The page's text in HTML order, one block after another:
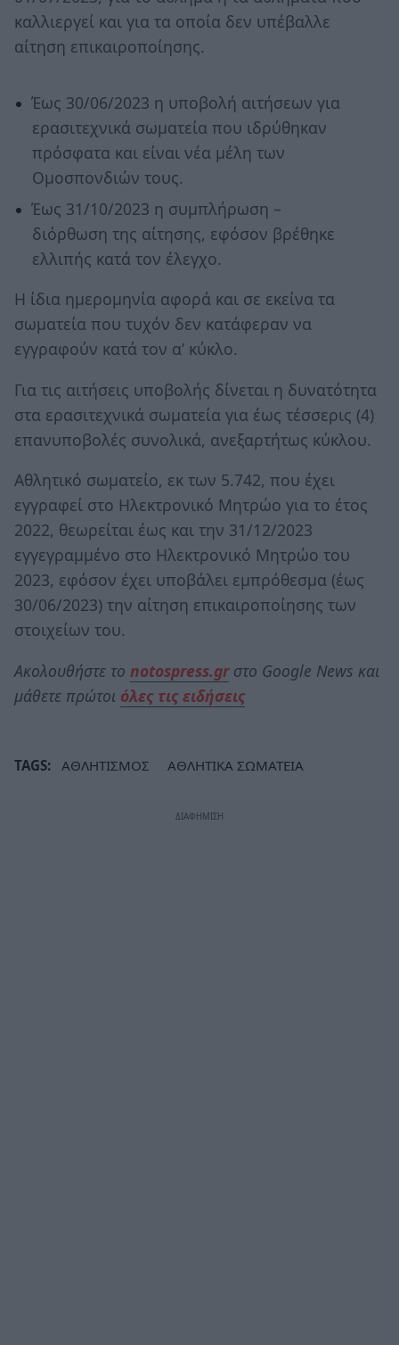
καλλιεργεί και για τα οποία δεν υπέβαλλε
αίτηση επικαιροποίησης.
Έως 30/06/2023 η υποβολή αιτήσεων για
ερασιτεχνικά σωματεία που ιδρύθηκαν
πρόσφατα και είναι νέα μέλη των
Ομοσπονδιών τους.
Έως 31/10/2023 η συμπλήρωση –
διόρθωση της αίτησης, εφόσον βρέθηκε
ελλιπής κατά τον έλεγχο.
Η ίδια ημερομηνία αφορά και σε εκείνα τα
σωματεία που τυχόν δεν κατάφεραν να
εγγραφούν κατά τον α’ κύκλο.
Για τις αιτήσεις υποβολής δίνεται η δυνατότητα
στα ερασιτεχνικά σωματεία για έως τέσσερις (4)
επανυποβολές συνολικά, ανεξαρτήτως κύκλου.
Αθλητικό σωματείο, εκ των 5.742, που έχει
εγγραφεί στο Ηλεκτρονικό Μητρώο για το έτος
2022, θεωρείται έως και την 31/12/2023
εγγεγραμμένο στο Ηλεκτρονικό Μητρώο του
2023, εφόσον έχει υποβάλει εμπρόθεσμα (έως
30/06/2023) την αίτηση επικαιροποίησης των
στοιχείων του.
Ακολουθήστε το notospress.grστο Google News και
μάθετε πρώτοι όλες τις ειδήσεις
TAGS: ΑΘΛΗΤΙΣΜΟΣ ΑΘΛΗΤΙΚΑ ΣΩΜΑΤΕΙΑ